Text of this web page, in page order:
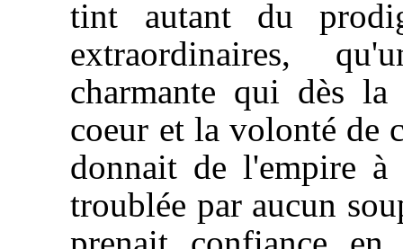
tint autant du
extraordinaires,
charmante qui dès
coeur et la volonté de
donnait de l'empire à
troublée par aucun